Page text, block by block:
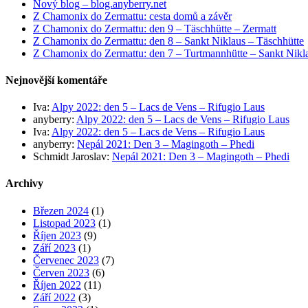
Nový blog – blog.anyberry.net
Z Chamonix do Zermattu: cesta domů a závěr
Z Chamonix do Zermattu: den 9 – Täschhütte – Zermatt
Z Chamonix do Zermattu: den 8 – Sankt Niklaus – Täschhütte
Z Chamonix do Zermattu: den 7 – Turtmannhütte – Sankt
Nejnovější komentáře
Iva: Alpy 2022: den 5 – Lacs de Vens – Rifugio Laus
anyberry: Alpy 2022: den 5 – Lacs de Vens – Rifugio Laus
Iva: Alpy 2022: den 5 – Lacs de Vens – Rifugio Laus
anyberry: Nepál 2021: Den 3 – Magingoth – Phedi
Schmidt Jaroslav: Nepál 2021: Den 3 – Magingoth – Phedi
Archivy
Březen 2024 (1)
Listopad 2023 (1)
Říjen 2023 (9)
Září 2023 (1)
Červenec 2023 (7)
Červen 2023 (6)
Říjen 2022 (11)
Září 2022 (3)